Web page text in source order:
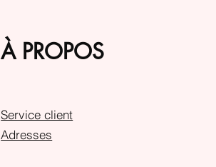
À PROPOS
Service client
Adresses